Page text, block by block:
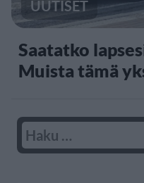
UUTISET
Saatatko
Muista tämä